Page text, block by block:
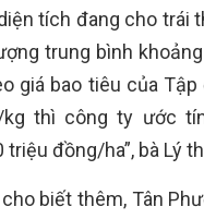
tích đang cho trái
trung bình
giá bao tiêu của Tập
kg thì công ty ước
đồng/ha”, bà Lý
biết thêm, Tân